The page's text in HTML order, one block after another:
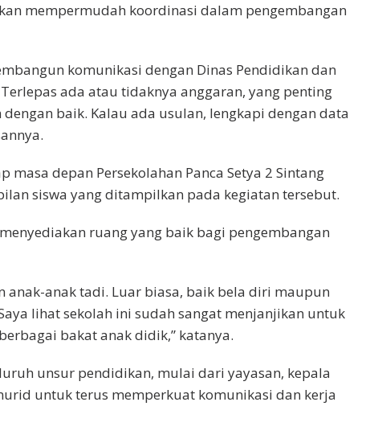
mempermudah koordinasi dalam pengembangan
komunikasi dengan Dinas Pendidikan dan
ada atau tidaknya anggaran, yang penting
baik. Kalau ada usulan, lengkapi dengan data
depan Persekolahan Panca Setya 2 Sintang
siswa yang ditampilkan pada kegiatan tersebut.
ruang yang baik bagi pengembangan
anak-anak tadi. Luar biasa, baik bela diri maupun
lihat sekolah ini sudah sangat menjanjikan untuk
bakat anak didik,” katanya.
unsur pendidikan, mulai dari yayasan, kepala
untuk terus memperkuat komunikasi dan kerja